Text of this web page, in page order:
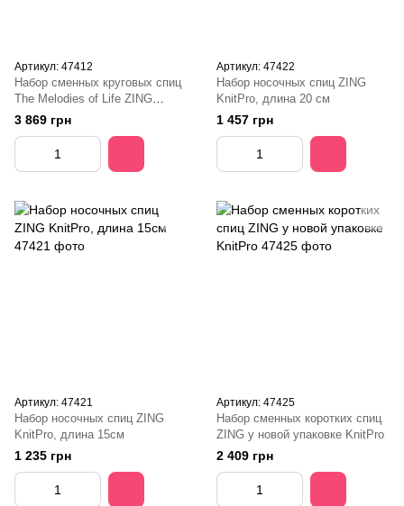
Артикул: 47412
Набор сменных круговых спиц
The Melodies of Life ZING
KnitPro
3 869 грн
Артикул: 47422
Набор носочных спиц ZING
KnitPro, длина 20 см
1 457 грн
Артикул: 47421
Набор носочных спиц ZING
KnitPro, длина 15см
1 235 грн
Артикул: 47425
Набор сменных коротких спиц
ZING у новой упаковке KnitPro
2 409 грн